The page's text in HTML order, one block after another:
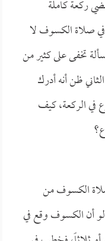
ركعة كاملة
صلاة الكسوف لا
تخفى على كثير من
ظن أنه أدرك
في الركعة، كيف
الكسوف من
أن الكسوف وقع في